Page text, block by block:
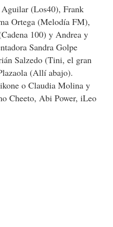
(Los40), Frank
Ortega (Melodía FM),
100) y Andrea y
Sandra Golpe
Salzedo (Tini, el gran
(Allí abajo).
o Claudia Molina y
Cheeto, Abi Power, iLeo